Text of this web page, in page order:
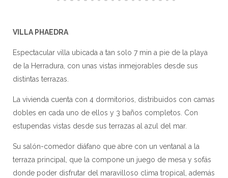
VILLA PHAEDRA
Espectacular villa ubicada a tan solo 7 min a pie de la playa
de la Herradura, con unas vistas inmejorables desde sus
distintas terrazas.
La vivienda cuenta con 4 dormitorios, distribuidos con camas
dobles en cada uno de ellos y 3 baños completos. Con
estupendas vistas desde sus terrazas al azul del mar.
Su salón-comedor diáfano que abre con un ventanal a la
terraza principal, que la compone un juego de mesa y sofás
donde poder disfrutar del maravilloso clima tropical, además